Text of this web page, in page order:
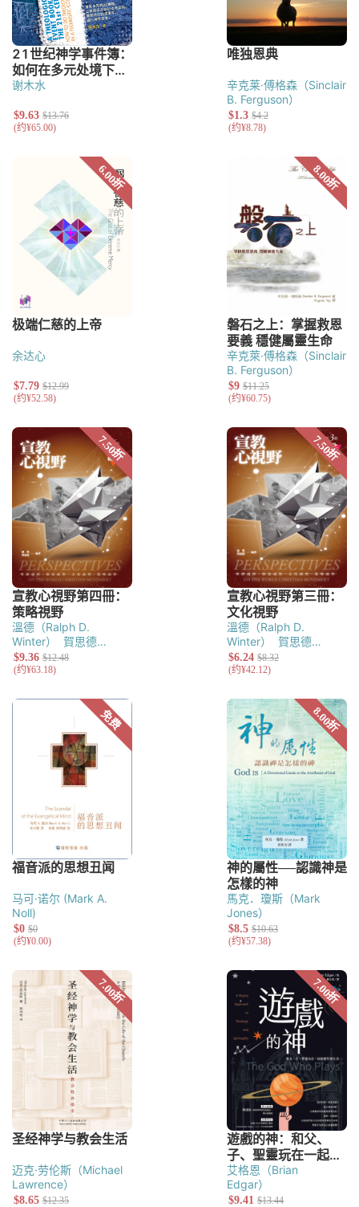
谢木水
辛克莱·傅格森（Sinclair
B. Ferguson）
余达心
辛克萊·傅格森（Sinclair
B. Ferguson）
溫德（Ralph D.
Winter）
賀思德
（Steven C.
Hawthorne）
溫德（Ralph D.
Winter）
賀思德
（Steven C.
Hawthorne）
马可·诺尔 (Mark A.
Noll)
馬克．瓊斯（Mark
Jones）
迈克·劳伦斯（Michael
Lawrence）
艾格恩（Brian
Edgar）